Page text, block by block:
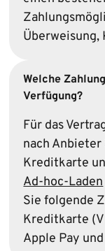
Welche
Verfügung?
Für das
nach
Kreditkarte
Ad-hoc-Laden
Sie folgende
Kreditkarte
Apple Pay